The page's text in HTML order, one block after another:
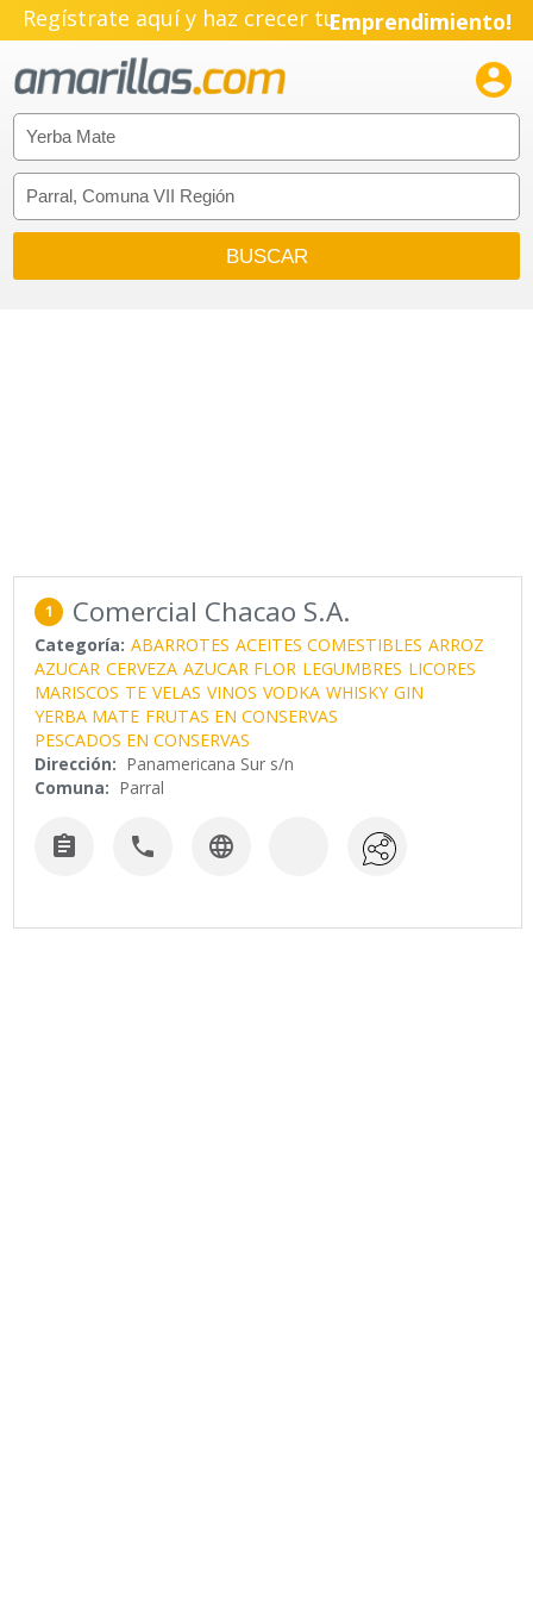
Regístrate aquí y haz crecer tuEmprendimiento!

1 Comercial Chacao S.A.
Categoría: ABARROTES ACEITES COMESTIBLES ARROZ
AZUCAR CERVEZA AZUCAR FLOR LEGUMBRES LICORES
MARISCOS TE VELAS VINOS VODKA WHISKY GIN
YERBA MATE FRUTAS EN CONSERVAS
PESCADOS EN CONSERVAS
Dirección: Panamericana Sur s/n
Comuna: Parral
  